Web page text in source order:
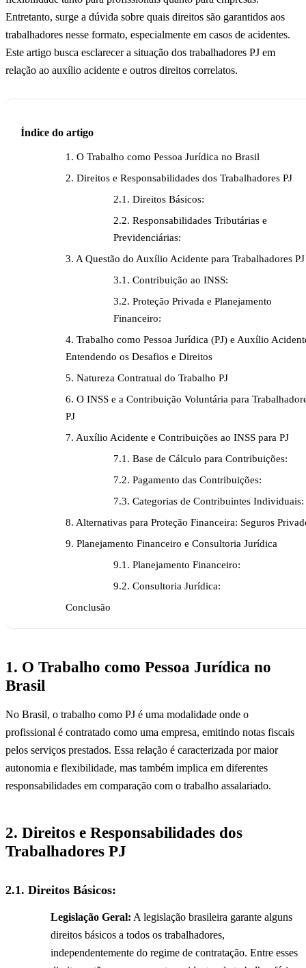
Entretanto, surge a dúvida sobre quais direitos são garantidos aos
trabalhadores nesse formato, especialmente em casos de acidentes.
Este artigo busca esclarecer a situação dos trabalhadores PJ em
relação ao auxílio acidente e outros direitos correlatos.
Índice do artigo
1. O Trabalho como Pessoa Jurídica no Brasil
2. Direitos e Responsabilidades dos Trabalhadores PJ
2.1. Direitos Básicos:
2.2. Responsabilidades Tributárias e
Previdenciárias:
3. A Questão do Auxílio Acidente para Trabalhadores PJ
3.1. Contribuição ao INSS:
3.2. Proteção Privada e Planejamento
Financeiro:
4. Trabalho como Pessoa Jurídica (PJ) e Auxílio
Entendendo os Desafios e Direitos
5. Natureza Contratual do Trabalho PJ
6. O INSS e a Contribuição Voluntária para
PJ
7. Auxílio Acidente e Contribuições ao INSS para PJ
7.1. Base de Cálculo para Contribuições:
7.2. Pagamento das Contribuições:
7.3. Categorias de Contribuintes Individuais:
8. Alternativas para Proteção Financeira: Seguros
9. Planejamento Financeiro e Consultoria Jurídica
9.1. Planejamento Financeiro:
9.2. Consultoria Jurídica:
Conclusão
1. O Trabalho como Pessoa Jurídica no
Brasil
No Brasil, o trabalho como PJ é uma modalidade onde o
profissional é contratado como uma empresa, emitindo notas fiscais
pelos serviços prestados. Essa relação é caracterizada por maior
autonomia e flexibilidade, mas também implica em diferentes
responsabilidades em comparação com o trabalho assalariado.
2. Direitos e Responsabilidades dos
Trabalhadores PJ
2.1. Direitos Básicos:
Legislação Geral: A legislação brasileira garante alguns
direitos básicos a todos os trabalhadores,
independentemente do regime de contratação. Entre esses